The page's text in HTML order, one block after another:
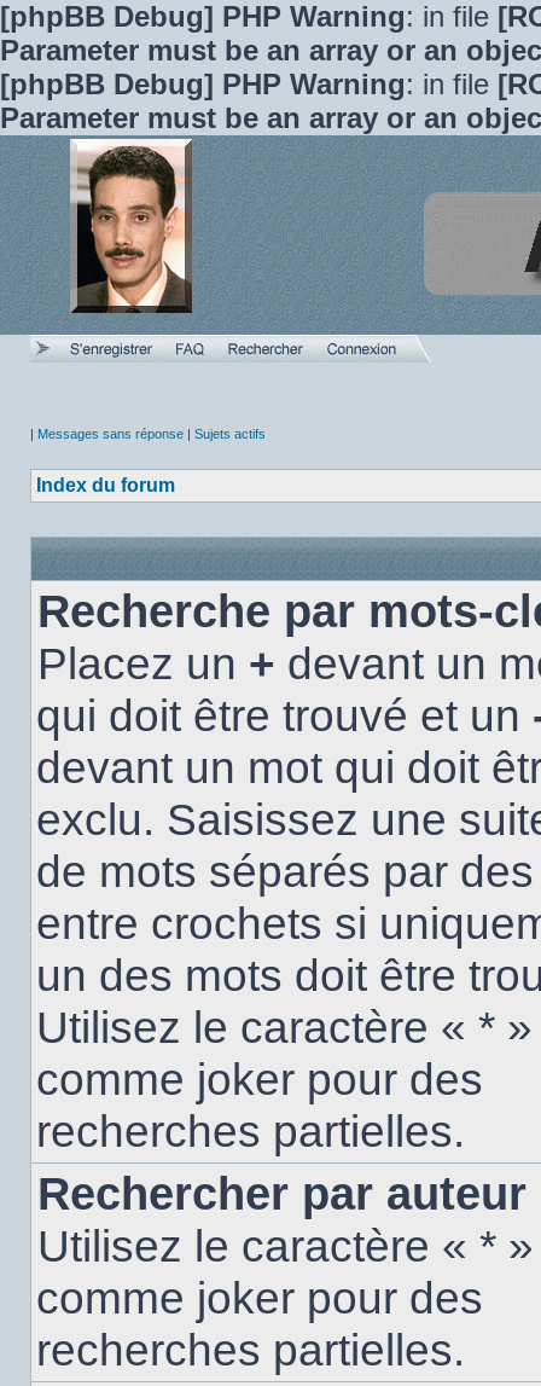
[phpBB Debug] PHP Warning: in file
Parameter must be an array or an
[phpBB Debug] PHP Warning: in file
Parameter must be an array or an
| Messages sans réponse | Sujets actifs
Index du forum
Recherche par mots-
Placez un + devant un
qui doit être trouvé et un
devant un mot qui doit
exclu. Saisissez une
de mots séparés par
entre crochets si
un des mots doit être
Utilisez le caractère « * »
comme joker pour des
recherches partielles.
Rechercher par auteur
Utilisez le caractère « * »
comme joker pour des
recherches partielles.